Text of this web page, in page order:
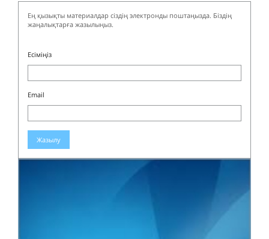
Ең қызықты материалдар сіздің электронды поштаңызда. Біздің
жаңалықтарға жазылыңыз.
Есіміңіз
Email
Жазылу